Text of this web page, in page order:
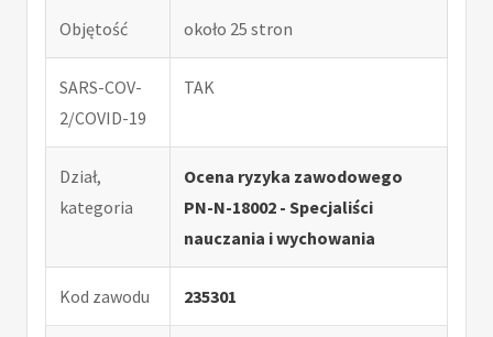
Objętość około 25 stron
SARS-COV-
2/COVID-19
TAK
Dział,
kategoria
Ocena ryzyka zawodowego
PN-N-18002 - Specjaliści
nauczania i wychowania
Kod zawodu 235301